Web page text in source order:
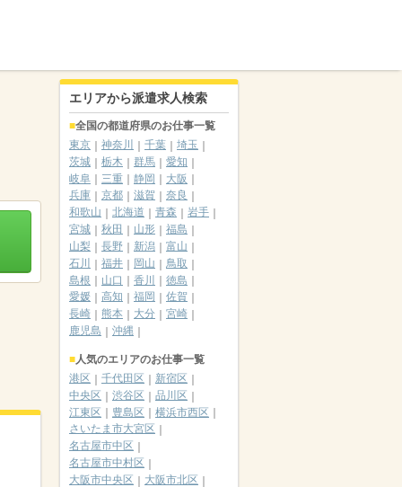
エリアから派遣求人検索
全国の都道府県のお仕事一覧
東京
神奈川 千葉
埼玉
茨城
栃木 群馬
愛知
岐阜
三重 静岡
大阪
兵庫
京都 滋賀
奈良
和歌山
北海道 青森
岩手
宮城
秋田 山形
福島
山梨
長野 新潟
富山
石川
福井 岡山
鳥取
島根
山口 香川
徳島
愛媛
高知 福岡
佐賀
長崎
熊本 大分
宮崎
鹿児島
沖縄
人気のエリアのお仕事一覧
港区
千代田区
新宿区
中央区
渋谷区
品川区
江東区
豊島区
横浜市西区
さいたま市大宮区
名古屋市中区
名古屋市中村区
大阪市中央区
大阪市北区